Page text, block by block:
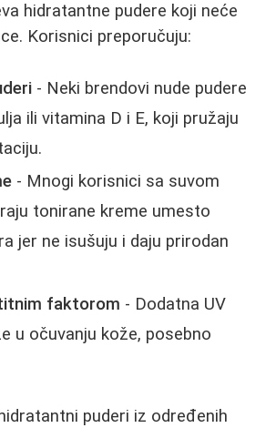
hidratantne pudere koji neće
Korisnici preporučuju:
- Neki brendovi nude pudere
ili vitamina D i E, koji pružaju
- Mnogi korisnici sa suvom
tonirane kreme umesto
jer ne isušuju i daju prirodan
faktorom - Dodatna UV
u očuvanju kože, posebno
hidratantni puderi iz određenih